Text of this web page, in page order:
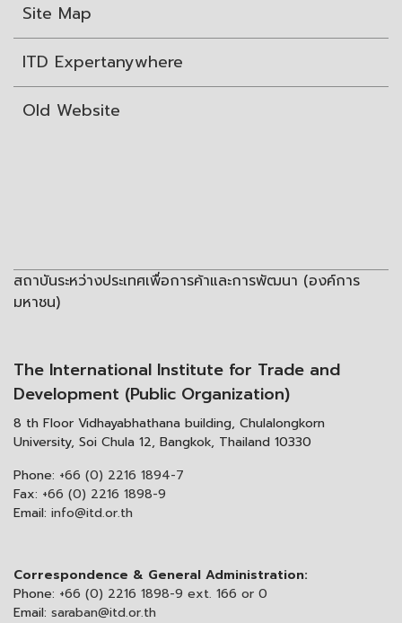
Site Map
ITD Expertanywhere
Old Website
สถาบันระหว่างประเทศเพื่อการค้าและการพัฒนา (องค์การ
มหาชน)
The International Institute for Trade and
Development (Public Organization)
8 th Floor Vidhayabhathana building, Chulalongkorn
University, Soi Chula 12, Bangkok, Thailand 10330
Phone: +66 (0) 2216 1894-7
Fax: +66 (0) 2216 1898-9
Email: info@itd.or.th
Correspondence & General Administration:
Phone: +66 (0) 2216 1898-9 ext. 166 or 0
Email: saraban@itd.or.th